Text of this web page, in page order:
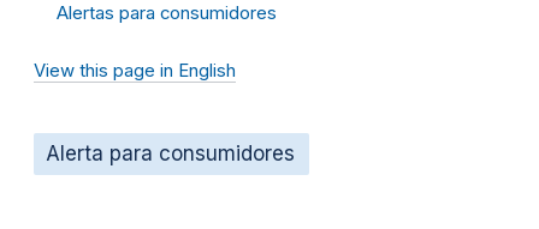
Alertas para consumidores
View this page in English
Alerta para consumidores